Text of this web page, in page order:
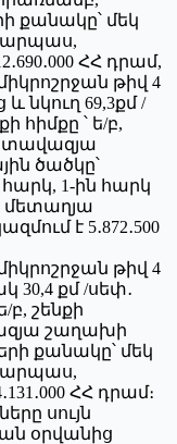
քանակը՝ մեկ
ՀՀ դրամ,
թիվ 4
նկուղ 69,3քմ /
հիմքը ՝ ե/բ,
ծածկը՝
հարկ, 1-ին հարկ
մետաղյա
է 5․872․500
թիվ 4
30,4 քմ /սեփ․
բ, շենքի
շաղախի
քանակը՝ մեկ
ՀՀ դրամ։
սույն
օրվանից